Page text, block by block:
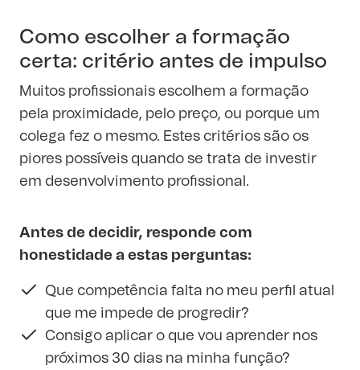
Como escolher a formação
certa: critério antes de impulso
Muitos profissionais escolhem a formação
pela proximidade, pelo preço, ou porque um
colega fez o mesmo. Estes critérios são os
piores possíveis quando se trata de investir
em desenvolvimento profissional.
Antes de decidir, responde com
honestidade a estas perguntas:
Que competência falta no meu perfil atual
que me impede de progredir?
Consigo aplicar o que vou aprender nos
próximos 30 dias na minha função?